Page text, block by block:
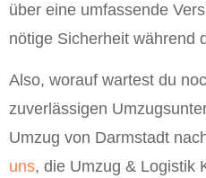
über eine umfassende
nötige Sicherheit während
Also, worauf wartest du
zuverlässigen
Umzug von Darmstadt
uns, die Umzug & Logistik